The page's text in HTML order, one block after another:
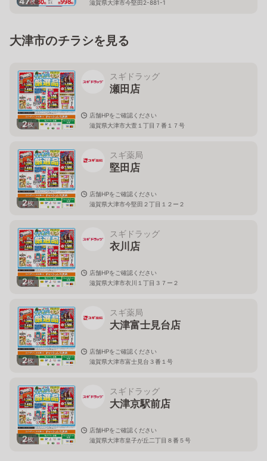
滋賀県大津市今堅田2-881-1
大津市のチラシを見る
2枚
スギドラッグ
瀬田店
店舗HPをご確認ください
滋賀県大津市大萱１丁目７番１７号
2枚
スギ薬局
堅田店
店舗HPをご確認ください
滋賀県大津市今堅田２丁目１２ー２
2枚
スギドラッグ
衣川店
店舗HPをご確認ください
滋賀県大津市衣川１丁目３７ー２
2枚
スギ薬局
大津富士見台店
店舗HPをご確認ください
滋賀県大津市富士見台３番１号
2枚
スギドラッグ
大津京駅前店
店舗HPをご確認ください
滋賀県大津市皇子が丘二丁目８番５号